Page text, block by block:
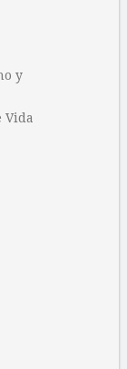
y
Vida